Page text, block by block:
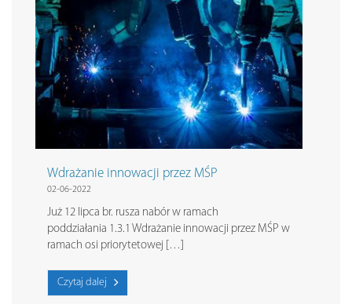
Wdrażanie innowacji przez MŚP
02-06-2022
Już 12 lipca br. rusza nabór w ramach
poddziałania 1.3.1 Wdrażanie innowacji przez MŚP w
ramach osi priorytetowej […]
Czytaj dalej